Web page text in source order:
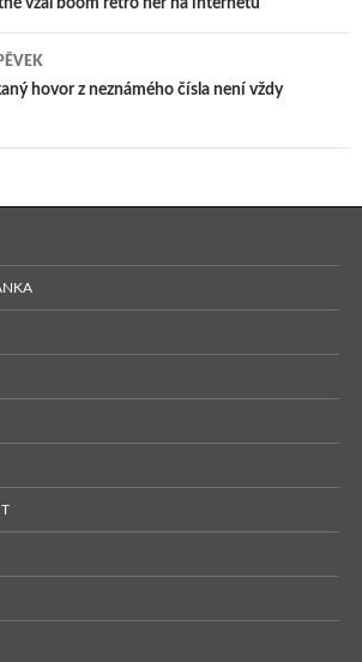
vzal boom retro her na internetu
hovor z neznámého čísla není vždy